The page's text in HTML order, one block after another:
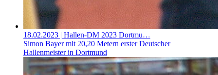
18.02.2023 | Hallen-DM 2023 Dortmu…
Simon Bayer mit 20,20 Metern erster Deutscher
Hallenmeister in Dortmund